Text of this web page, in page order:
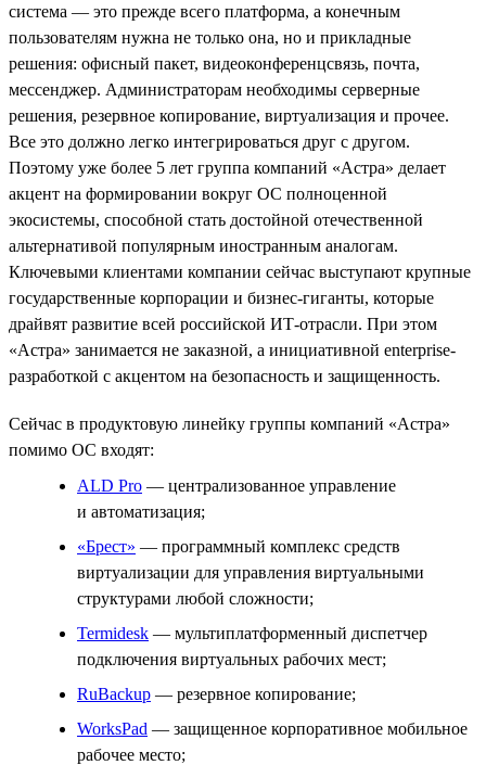
система — это прежде всего платформа, а конечным
пользователям нужна не только она, но и прикладные
решения: офисный пакет, видеоконференцсвязь, почта,
мессенджер. Администраторам необходимы серверные
решения, резервное копирование, виртуализация и прочее.
Все это должно легко интегрироваться друг с другом.
Поэтому уже более 5 лет группа компаний «Астра» делает
акцент на формировании вокруг ОС полноценной
экосистемы, способной стать достойной отечественной
альтернативой популярным иностранным аналогам.
Ключевыми клиентами компании сейчас выступают крупные
государственные корпорации и бизнес-гиганты, которые
драйвят развитие всей российской ИТ-отрасли. При этом
«Астра» занимается не заказной, а инициативной enterprise-
разработкой с акцентом на безопасность и защищенность.
Сейчас в продуктовую линейку группы компаний «Астра»
помимо ОС входят:
ALD Pro — централизованное управление
и автоматизация;
«Брест» — программный комплекс средств
виртуализации для управления виртуальными
структурами любой сложности;
Termidesk — мультиплатформенный диспетчер
подключения виртуальных рабочих мест;
RuBackup — резервное копирование;
WorksPad — защищенное корпоративное мобильное
рабочее место;